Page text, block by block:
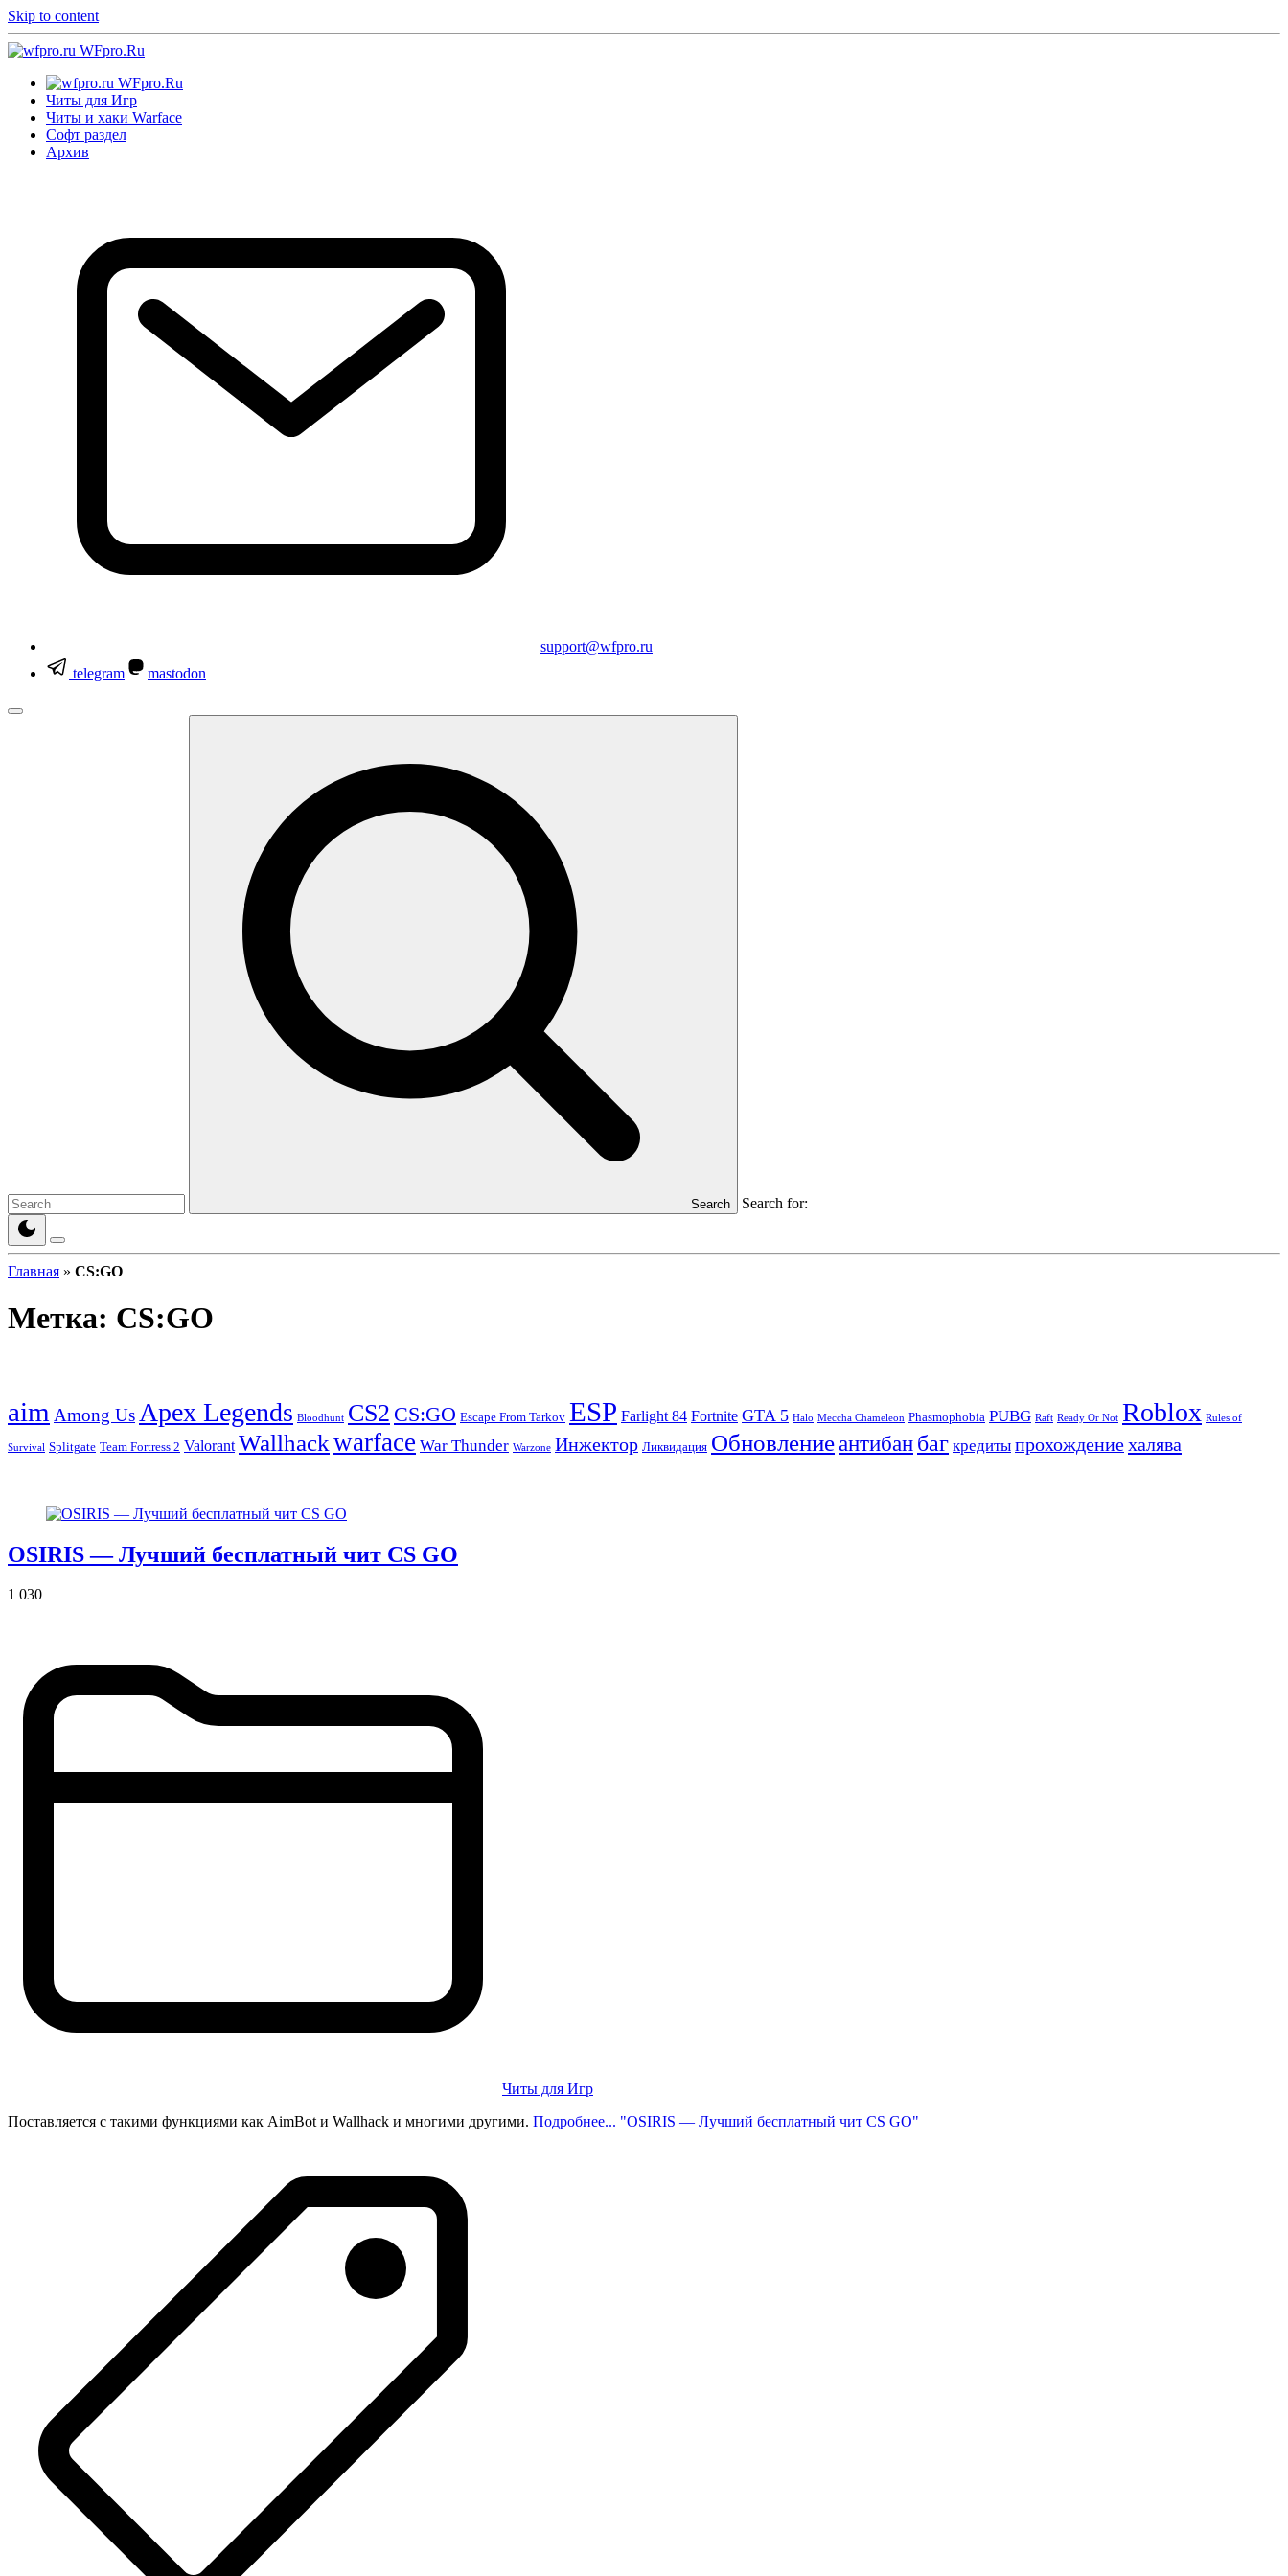
Skip to content
WFpro.Ru
WFpro.Ru
Читы для Игр
Читы и хаки Warface
Софт раздел
Архив
support@wfpro.ru
telegram
mastodon
Search Search for:
Главная » CS:GO
Метка: CS:GO
aim Among Us Apex Legends Bloodhunt CS2 CS:GO Escape From Tarkov ESP Farlight 84 Fortnite GTA 5 Halo Meccha Chameleon Phasmophobia PUBG Raft Ready Or Not Roblox Rules of
Survival Splitgate Team Fortress 2 Valorant Wallhackwarface War Thunder Warzone Инжектор Ликвидация Обновлениеантибан баг кредиты прохождениехалява
OSIRIS — Лучший бесплатный чит CS GO
1 030
Читы для Игр
Поставляется с такими функциями как AimBot и Wallhack и многими другими. Подробнее... "OSIRIS — Лучший бесплатный чит CS GO"